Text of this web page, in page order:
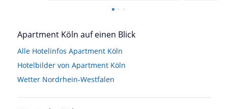
Apartment Köln auf einen Blick
Alle Hotelinfos Apartment Köln
Hotelbilder von Apartment Köln
Wetter Nordrhein-Westfalen